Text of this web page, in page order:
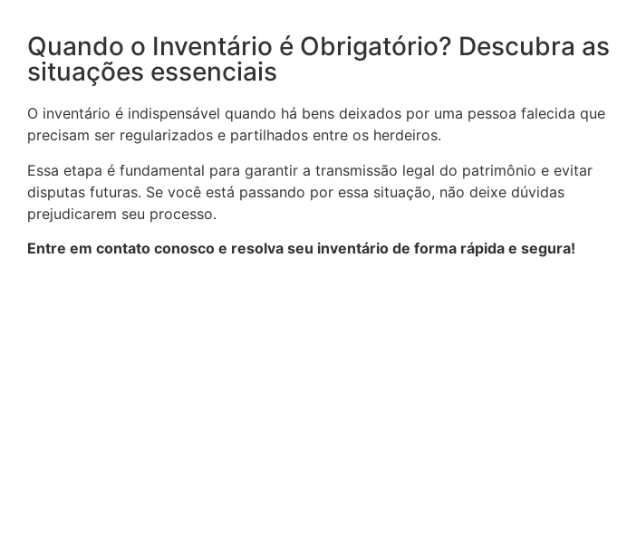
Quando o Inventário é Obrigatório? Descubra as
situações essenciais
O inventário é indispensável quando há bens deixados por uma pessoa falecida que
precisam ser regularizados e partilhados entre os herdeiros.
Essa etapa é fundamental para garantir a transmissão legal do patrimônio e evitar
disputas futuras. Se você está passando por essa situação, não deixe dúvidas
prejudicarem seu processo.
Entre em contato conosco e resolva seu inventário de forma rápida e segura!